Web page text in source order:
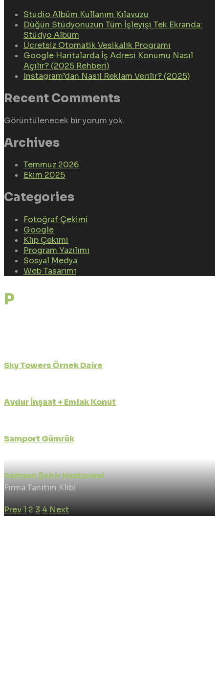
Studio Albüm Kullanım Kılavuzu
Düğün Stüdyonuzun Tüm İşleyişi Tek Ekranda:
Stüdyo Albüm
Ücretsiz Otomatik Vesikalık Programı
Google Haritalarda İş Adresi Konumu Nasıl
Açılır? (2025 Rehberi)
Instagram’dan Nasıl Reklam Verilir? (2025)
Recent Comments
Görüntülenecek bir yorum yok.
Archives
Temmuz 2026
Ekim 2025
Categories
Fotoğraf Çekimi
Google
Klip Çekimi
Program Yazılımı
Sosyal Medya
Web Tasarımı
Sky Towers Örnek Daire
Aydur İnşaat + Emlak Konut
Samport Gümrük
Samsun Şehir Hastanesi
Firma Tanıtım Klibi
Prev1 2 3 4 Next